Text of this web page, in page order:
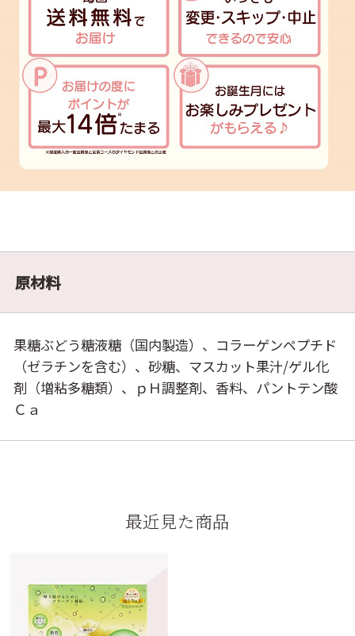
原材料
果糖ぶどう糖液糖（国内製造）、コラーゲンペプチド
（ゼラチンを含む）、砂糖、マスカット果汁/ゲル化
剤（増粘多糖類）、ｐＨ調整剤、香料、パントテン酸
Ｃａ
最近見た商品